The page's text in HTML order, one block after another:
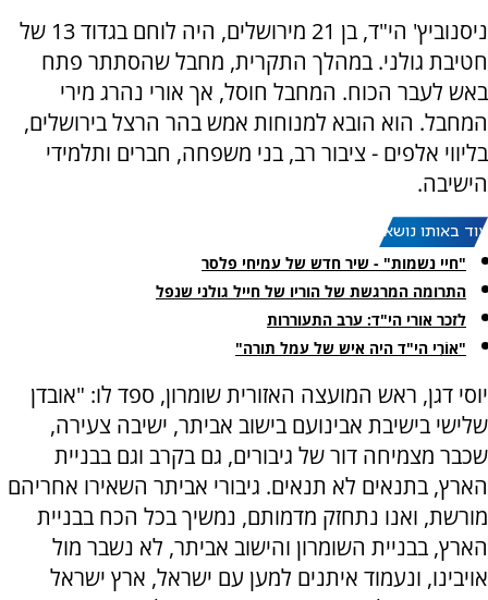
ניסנוביץ' הי"ד, בן 21 מירושלים, היה לוחם בגדוד 13 של
חטיבת גולני. במהלך התקרית, מחבל שהסתתר פתח
באש לעבר הכוח. המחבל חוסל, אך אורי נהרג מירי
המחבל. הוא הובא למנוחות אמש בהר הרצל בירושלים,
בליווי אלפים - ציבור רב, בני משפחה, חברים ותלמידי
הישיבה.
עוד באותו נושא:
"חיי נשמות" - שיר חדש של עמיחי פלסר
התרומה המרגשת של הוריו של חייל גולני שנפל
לזכר אורי הי"ד: ערב התעוררות
"אוֹרִי הי"ד היה איש של עמל תורה"
יוסי דגן, ראש המועצה האזורית שומרון, ספד לו: "אובדן
שלישי בישיבת אבינועם בישוב אביתר, ישיבה צעירה,
שכבר מצמיחה דור של גיבורים, גם בקרב וגם בבניית
הארץ, בתנאים לא תנאים. גיבורי אביתר השאירו אחריהם
מורשת, ואנו נתחזק מדמותם, נמשיך בכל הכח בבניית
הארץ, בבניית השומרון והישוב אביתר, לא נשבר מול
אויבינו, ונעמוד איתנים למען עם ישראל, ארץ ישראל